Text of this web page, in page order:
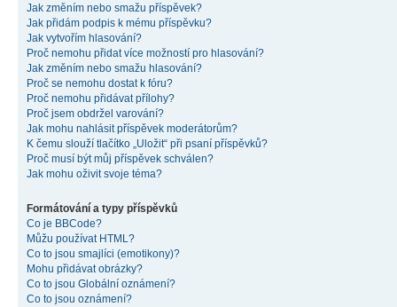
Jak změním nebo smažu příspěvek?
Jak přidám podpis k mému příspěvku?
Jak vytvořím hlasování?
Proč nemohu přidat více možností pro hlasování?
Jak změním nebo smažu hlasování?
Proč se nemohu dostat k fóru?
Proč nemohu přidávat přílohy?
Proč jsem obdržel varování?
Jak mohu nahlásit příspěvek moderátorům?
K čemu slouží tlačítko „Uložit“ při psaní příspěvků?
Proč musí být můj příspěvek schválen?
Jak mohu oživit svoje téma?
Formátování a typy příspěvků
Co je BBCode?
Můžu používat HTML?
Co to jsou smajlíci (emotikony)?
Mohu přidávat obrázky?
Co to jsou Globální oznámení?
Co to jsou oznámení?